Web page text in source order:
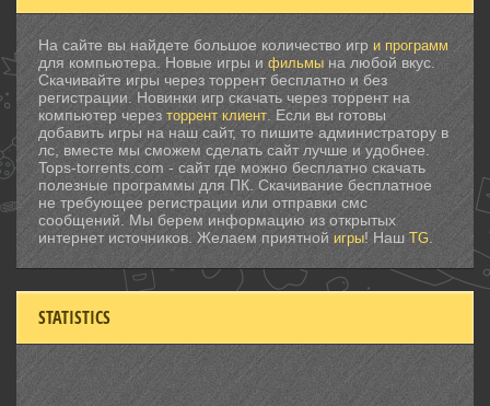
На сайте вы найдете большое количество игр и программ
для компьютера. Новые игры и фильмы на любой вкус.
Скачивайте игры через торрент бесплатно и без
регистрации. Новинки игр скачать через торрент на
компьютер через торрент клиент . Если вы готовы
добавить игры на наш сайт, то пишите администратору в
лс, вместе мы сможем сделать сайт лучше и удобнее.
Tops-torrents.com - сайт где можно бесплатно скачать
полезные программы для ПК. Скачивание бесплатное
не требующее регистрации или отправки смс
сообщений. Мы берем информацию из открытых
интернет источников. Желаем приятной игры! Наш TG
STATISTICS